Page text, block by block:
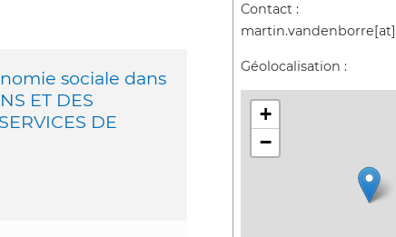
Contact :
Géolocalisation :
+
−
sociale dans
ET DES
DE